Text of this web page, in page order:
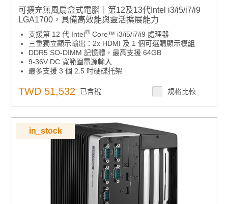
可擴充無風扇盒式電腦｜第12及13代Intel i3/i5/i7/i9
LGA1700，具備高效能與靈活擴展能力
支援第 12 代 Intel® Core™ i3/i5/i7/i9 處理器
三重獨立顯示輸出：2x HDMI 及 1 個可選購顯示模組
DDR5 SO-DIMM 記憶體，最高支援 64GB
9-36V DC 寬範圍電源輸入
最多支援 3 個 2.5 吋硬碟托架
元 DIO、2 組 CANBus 及 TPM 2.0
作業系統支援：相容 Windows 10 IoT/ Windows 11 IoT
搭載 SUSI API、WISE-DeviceOn、McAfee 與 Acronis
軟體
TWD 51,532 已含稅 規格比較
in_stock